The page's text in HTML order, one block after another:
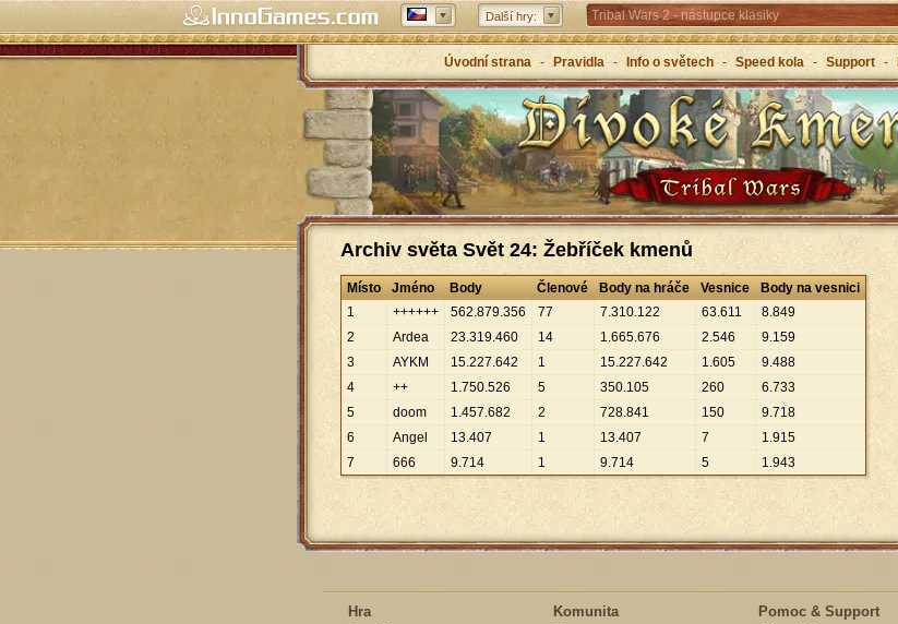
Další hry: Tribal Wars 2 - nástupce klasiky
Forge of Empires – strategicky napříč věky
Grepolis – vybuduj svou říši v antickém Řecku
Úvodní strana - Pravidla - Info o světech - Speed kola - Support -
Archiv světa Svět 24: Žebříček kmenů
Místo Jméno Body Členové Body na hráče Vesnice
Body na vesnici
1
++++++ 562.879.356 77 7.310.122 63.611 8.849
2
Ardea 23.319.460 14 1.665.676 2.546 9.159
3
AYKM 15.227.642 1 15.227.642 1.605 9.488
4
++ 1.750.526 5 350.105 260 6.733
5
doom 1.457.682 2 728.841 150 9.718
6
Angel 13.407 1 13.407 7 1.915
7
666 9.714 1 9.714 5 1.943
Hra Komunita Pomoc & Support